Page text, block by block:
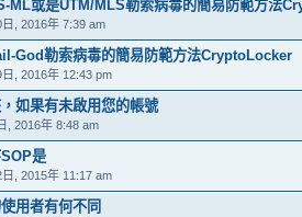
ML或是UTM/MLS勒索病毒的簡易防範方法
, 2016年 7:39 am
God勒索病毒的簡易防範方法CryptoLocker
, 2016年 12:43 pm
如果有未啟用您的帳號
, 2016年 8:48 am
是
, 2015年 11:17 am
用者有何不同